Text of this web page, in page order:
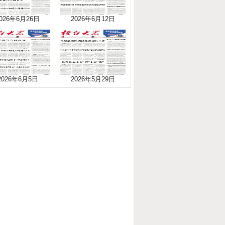
年6月26日 2026年6月12日
年6月5日 2026年5月29日